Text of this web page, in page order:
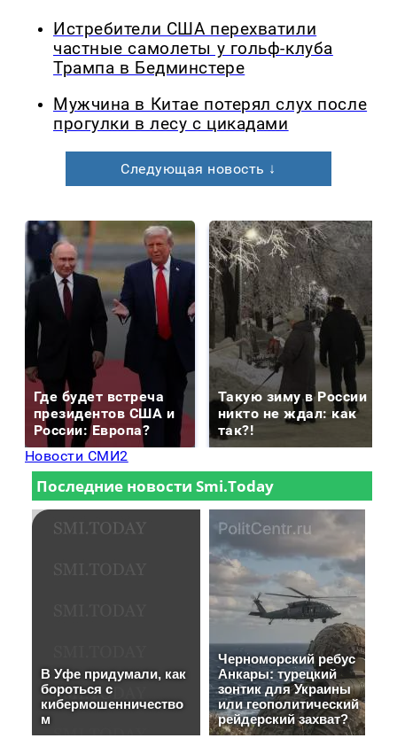
Истребители США перехватили
частные самолеты у гольф-клуба
Трампа в Бедминстере
Мужчина в Китае потерял слух после
прогулки в лесу с цикадами
Следующая новость ↓
Где будет встреча
президентов США и
России: Европа?
Такую зиму в России
никто не ждал: как
так?!
Новости СМИ2